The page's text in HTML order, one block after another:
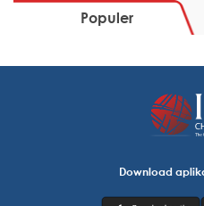
Populer
Download